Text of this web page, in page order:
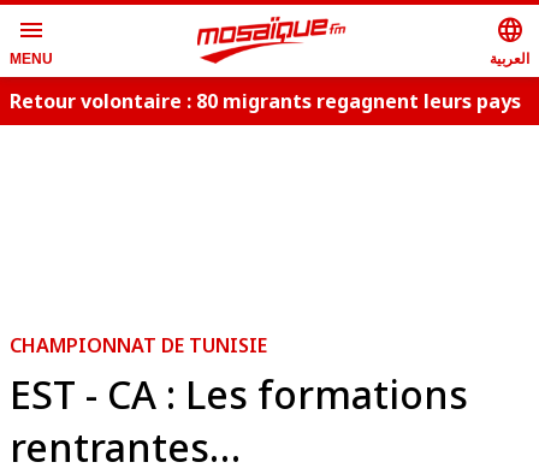
menu
MENU
language
العربية
Retour volontaire : 80 migrants regagnent leurs pays
CHAMPIONNAT DE TUNISIE
EST - CA : Les formations
rentrantes…